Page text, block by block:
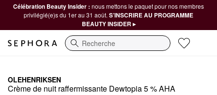
Célébration Beauty Insider : nous mettons le paquet pour nos membres
privilégié(e)s du 1er au 31 août. S’INSCRIRE AU PROGRAMME
BEAUTY INSIDER ▸
Recherche
OLEHENRIKSEN
Crème de nuit raffermissante Dewtopia 5 % AHA